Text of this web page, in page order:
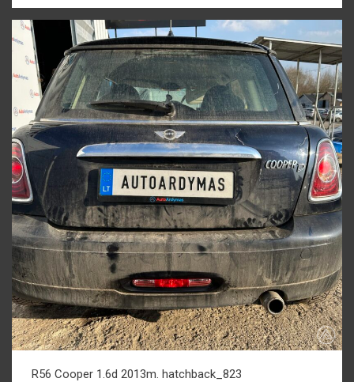
R56 Cooper 1.6d 2013m. hatchback_823